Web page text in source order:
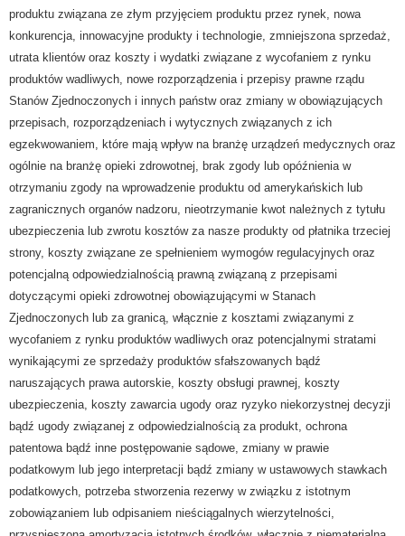
produktu związana ze złym przyjęciem produktu przez rynek, nowa
konkurencja, innowacyjne produkty i technologie, zmniejszona sprzedaż,
utrata klientów oraz koszty i wydatki związane z wycofaniem z rynku
produktów wadliwych, nowe rozporządzenia i przepisy prawne rządu
Stanów Zjednoczonych i innych państw oraz zmiany w obowiązujących
przepisach, rozporządzeniach i wytycznych związanych z ich
egzekwowaniem, które mają wpływ na branżę urządzeń medycznych oraz
ogólnie na branżę opieki zdrowotnej, brak zgody lub opóźnienia w
otrzymaniu zgody na wprowadzenie produktu od amerykańskich lub
zagranicznych organów nadzoru, nieotrzymanie kwot należnych z tytułu
ubezpieczenia lub zwrotu kosztów za nasze produkty od płatnika trzeciej
strony, koszty związane ze spełnieniem wymogów regulacyjnych oraz
potencjalną odpowiedzialnością prawną związaną z przepisami
dotyczącymi opieki zdrowotnej obowiązującymi w Stanach
Zjednoczonych lub za granicą, włącznie z kosztami związanymi z
wycofaniem z rynku produktów wadliwych oraz potencjalnymi stratami
wynikającymi ze sprzedaży produktów sfałszowanych bądź
naruszających prawa autorskie, koszty obsługi prawnej, koszty
ubezpieczenia, koszty zawarcia ugody oraz ryzyko niekorzystnej decyzji
bądź ugody związanej z odpowiedzialnością za produkt, ochrona
patentowa bądź inne postępowanie sądowe, zmiany w prawie
podatkowym lub jego interpretacji bądź zmiany w ustawowych stawkach
podatkowych, potrzeba stworzenia rezerwy w związku z istotnym
zobowiązaniem lub odpisaniem nieściągalnych wierzytelności,